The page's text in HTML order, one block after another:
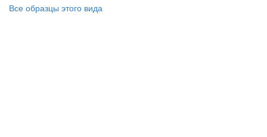
Все образцы этого вида